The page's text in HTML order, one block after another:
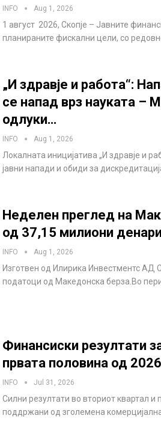
INFO Aug 1, 2026
1 август 2026, Скопје – Јавните
планираните фискални цели, со
„И здравје и работа“:
се напад врз науката –
одлуки…
INFO Aug 1, 2026
Локалната иницијатива „И здравје и
јавни напади и обиди за
Неделен преглед на
од 37,15 милиони
INFO Aug 1, 2026
Изготвен од Илирика Инвестментс АД
податоци од Македонска берза.Во
Финансиски резултати
првата половина од
INFO Jul 31, 2026
Силни резултати во вториот квартал
поддржани од зголемена